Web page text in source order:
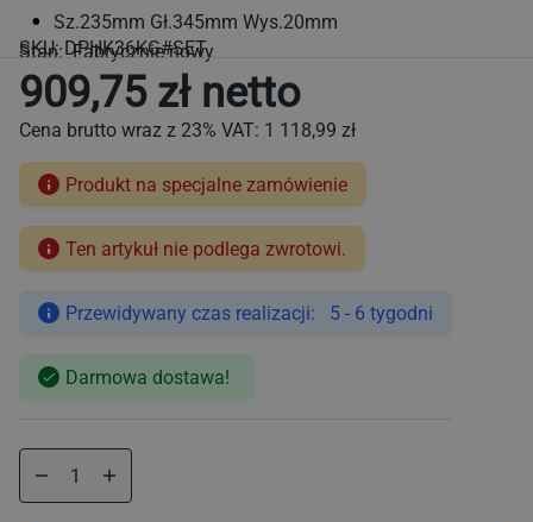
Sz.235mm Gł.345mm Wys.20mm
SKU:DPHK36KG#SET
Stan: Fabrycznie nowy
Cena
909,75 zł netto
Cena brutto wraz z 23% VAT: 1 118,99 zł
Produkt na specjalne zamówienie
Ten artykuł nie podlega zwrotowi.
Przewidywany czas realizacji: 5 - 6 tygodni
Darmowa dostawa!
Zmniejsz
ilość
Zwiększ
ilość